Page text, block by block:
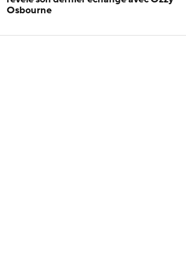
Osbourne